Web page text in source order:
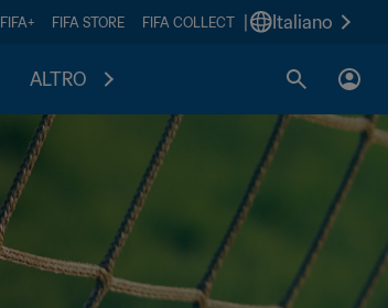
FIFA+ FIFA STORE FIFA COLLECT Italiano
ALTRO